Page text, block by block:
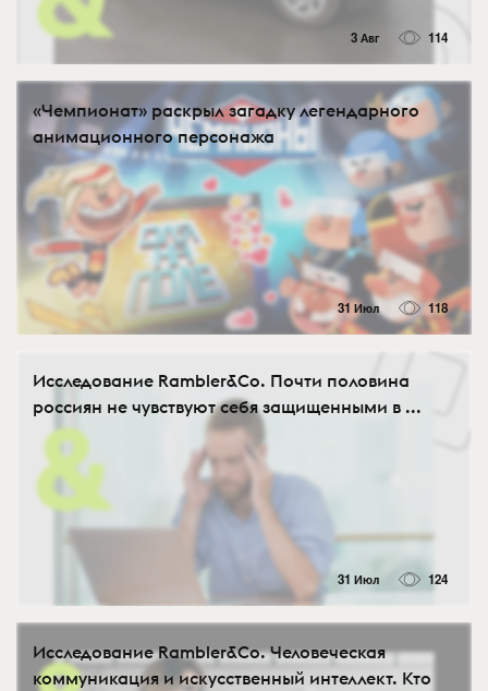
3 Авг 114
«Чемпионат» раскрыл загадку легендарного
анимационного персонажа
31 Июл 118
Исследование Rambler&Co. Почти половина
россиян не чувствуют себя защищенными в ...
31 Июл 124
Исследование Rambler&Co. Человеческая
коммуникация и искусственный интеллект. Кто